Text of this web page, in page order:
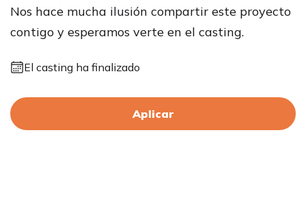
Nos hace mucha ilusión compartir este proyecto
contigo y esperamos verte en el casting.
El casting ha finalizado
Aplicar